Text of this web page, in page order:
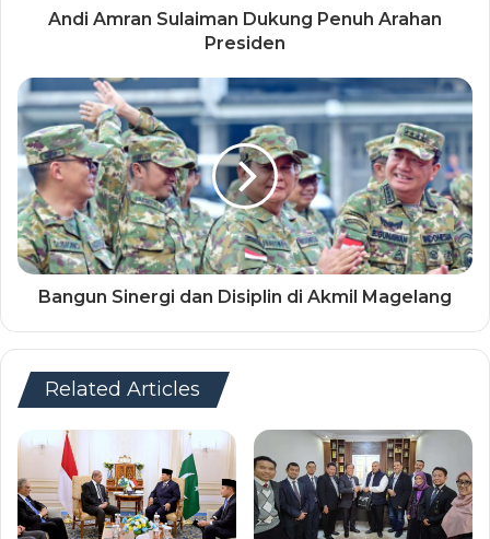
Andi Amran Sulaiman Dukung Penuh Arahan
Presiden
Bangun Sinergi dan Disiplin di Akmil Magelang
Related Articles